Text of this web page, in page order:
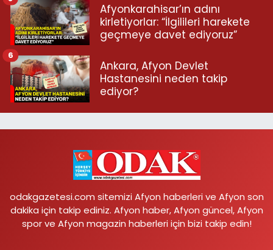
Afyonkarahisar’ın adını
kirletiyorlar: “İlgilileri harekete
geçmeye davet ediyoruz”
Ankara, Afyon Devlet
Hastanesini neden takip
ediyor?
6
odakgazetesi.com sitemizi Afyon haberleri ve Afyon son
dakika için takip ediniz. Afyon haber, Afyon güncel, Afyon
spor ve Afyon magazin haberleri için bizi takip edin!